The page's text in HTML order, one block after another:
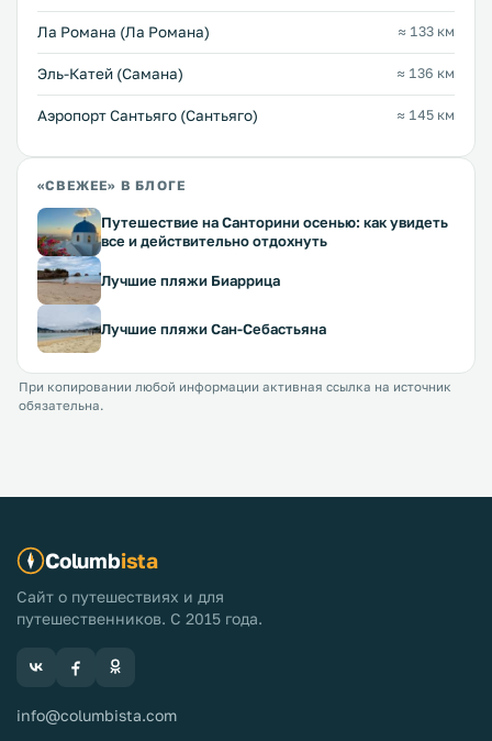
Ла Романа (Ла Романа) ≈ 133 км
Эль-Катей (Самана) ≈ 136 км
Аэропорт Сантьяго (Сантьяго) ≈ 145 км
«СВЕЖЕЕ» В БЛОГЕ
Путешествие на Санторини осенью: как увидеть
все и действительно отдохнуть
Лучшие пляжи Биаррица
Лучшие пляжи Сан-Себастьяна
При копировании любой информации активная ссылка на источник
обязательна.
Columbista
Сайт о путешествиях и для
путешественников. С 2015 года.
info@columbista.com